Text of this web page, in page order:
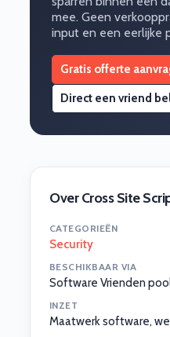
mee. Geen
input en een eerlijke
Gratis offerte
Direct een vriend
Over Cross Site
CATEGORIEËN
Security
BESCHIKBAAR VIA
Software Vrienden
INZET
Maatwerk software,